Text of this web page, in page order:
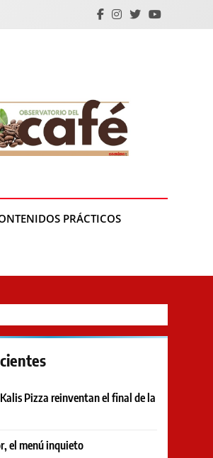
PRÁCTICOS
Pizza reinventan el final de la
el menú inquieto